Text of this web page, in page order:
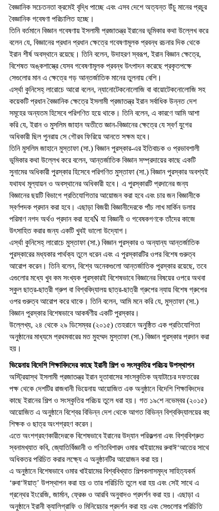
বৈজ্ঞানিক সচেতনতা ক্রমেই বৃদ্ধি পাচ্ছে এবং এসব দেশে অত্যন্ত উঁচু মানের প্রচুর
বৈজ্ঞানিক গবেষণা পরিচালিত হচ্ছে।
তিনি বর্তমানে বিজ্ঞান গবেষণায় ইসলামী প্রজাতন্ত্র ইরানের ভূমিকার কথা উল্লেখ করে
বলেন যে, বিজ্ঞানের প্রধান প্রধান ক্ষেত্রে গবেষণামূলক প্রবন্ধ রচনার দিক থেকে
ইরান শীর্ষ অবস্থানে রয়েছে। তিনি বলেন, উদাহরণ স্বরূপ, ইরান বিজ্ঞান ক্ষেত্রে,
বিশেষত অঙ্কশাস্ত্রে যেসব গবেষণামূলক প্রবন্ধ উৎপাদন করেছে প্রকৃতপক্ষে
সেগুলোর মান এ ক্ষেত্রে গড় আন্তর্জাতিক মানের তুলনায় বেশি।
এর্স্থা কুনিসেহ্ লারোচে আরো বলেন, ন্যানোটেকনোলোজি বা বায়োটেকনোলোজি সহ
কয়েকটি প্রধান বৈজ্ঞানিক ক্ষেত্রে ইসলামী প্রজাতন্ত্র ইরান সর্বাধিক উন্নত দেশ
সমূহের অন্যতম হিসেবে পরিগণিত হয়ে থাকে। তিনি বলেন, এ কারণে আমি আশা
করি যে, ইরান ও মুসলিম জাহান অতীতে জ্ঞান-বিজ্ঞানের ক্ষেত্রে যে স্বর্ণ যুগের
অধিকারী ছিল পুনরায় সে গৌরব ফিরিয়ে আনতে সক্ষম হবে।
তিনি মুসলিম জাহানে মুস্তাফা (সা.) বিজ্ঞান পুরস্কার-এর ইতিবাচক ও প্রভাবশালী
ভূমিকার কথা উল্লেখ করে বলেন, আন্তর্জাতিক বিজ্ঞান সম্প্রদায়ের কাছে একটি
সুনামের অধিকারী পুরস্কার হিসেবে পরিগণিত মুস্তাফা (সা.) বিজ্ঞান পুরস্কার অবশ্যই
যথাযথ মূল্যায়ন ও অবস্থানের অধিকারী হবে। এ পুরস্কারটি প্রদানের জন্য
বিজ্ঞানের ছয়টি বিভাগে প্রতিযোগিতার আয়োজন করা হবে এবং চার জন বিজ্ঞানীকে
স্বর্ণপদক প্রদান করা হবে। এছাড়া বিজয়ী বিজ্ঞানীদেরকে পাঁচ লাখ মার্কিন ডলার
পরিমাণ নগদ অর্থও প্রদান করা হবেÑ যা বিজ্ঞানী ও গবেষকগণকে তাঁদের কাজে
উৎসাহিত করার জন্য একটি খুবই ভালো উদ্যোগ।
এর্স্থা কুনিসেহ্ লারোচে মুস্তাফা (সা.) বিজ্ঞান পুরস্কার ও অন্যান্য আন্তর্জাতিক
পুরস্কারের মধ্যকার পার্থক্য তুলে ধরেন এবং এ পুরস্কারটির ওপর বিশেষ গুরুত্ব
আরোপ করেন। তিনি বলেন, বিশ্বে অনেকগুলো আন্তর্জাতিক পুরস্কার রয়েছে, তবে
এগুলোর মধ্যে খুব কম সংখ্যক পুরস্কারই বিশেষভাবে বিজ্ঞানের বিষয়ের ওপরে অথবা
স্কুল ছাত্র-ছাত্রী গ্রুপ বা বিশ্ববিদ্যালয় ছাত্র-ছাত্রী গ্রুপের ন্যায় বিশেষ গ্রুপের
ওপর গুরুত্ব আরোপ করে থাকে। তিনি বলেন, আমি মনে করি যে, মুস্তাফা (সা.)
বিজ্ঞান পুরস্কার বিশেষভাবে আকর্ষণীয় একটি পুরস্কার।
উল্লেখ্য, ২৪ থেকে ২৯ ডিসেম্বর (২০১৫) তেহরানে অনুষ্ঠিত এক প্রতিযোগিতা
অনুষ্ঠানের মাধ্যমে প্রথমবারের মত মুহম্মদ মুস্তাফা (সা.) বিজ্ঞান পুরস্কার প্রদান করা
হয়।
ভিয়েনায় বিদেশি শিক্ষাবিদদের কাছে ইরানী শিল্প ও সংস্কৃতির পরিচয় উপস্থাপন
অস্ট্রিয়াস্থ ইসলামী প্রজাতন্ত্র ইরান দূতাবাসের সাংস্কৃতিক অ্যাটাচের দফতরের
পক্ষ থেকে দেশটির রাজধানী ভিয়েনায় আয়োজিত এক অনুষ্ঠানে বিদেশি শিক্ষাবিদদের
কাছে ইরানের শিল্প ও সংস্কৃতির পরিচয় তুলে ধরা হয়। গত ১৯শে নভেম্বর (২০১৫)
আয়োজিত এ অনুষ্ঠানে বিশ্বের বিভিন্ন দেশ থেকে আগত বিভিন্ন বিশ্ববিদ্যালয়ের বহু
শিক্ষক ও ছাত্র অংশগ্রহণ করেন।
এতে অংশগ্রহণকারীদেরকে বিশেষভাবে ইরানের উদ্যান পরিকল্পনা এবং বিশ্ববিশ্রুত
স্বনামখ্যাত কবি, জ্যোতির্বিজ্ঞানী ও গণিতবিশারদ ওমার খাইয়ামের রুবাঈ‘আতের সাথে
অধিকতর পরিচিত করার লক্ষ্যে এ অনুষ্ঠানটির আয়োজন করা হয়।
এ অনুষ্ঠানে বিশেষভাবে ওমার খাইয়ামের বিশ্ববিখ্যাত শিল্পকলাসমৃদ্ধ সাহিত্যকর্ম
‘রুবা‘ঈয়াত্’ উপস্থাপন করা হয় ও তার পরিচিতি তুলে ধরা হয় এবং সেই সাথে এ
গ্রন্থের ইংরেজি, জার্মান, ফ্রেঞ্চ ও আরবি অনুবাদও প্রদর্শন করা হয়। এছাড়া এ
অনুষ্ঠানে ইরানী ক্যালিগ্রাফি ও মিনিয়েচার প্রদর্শন করা হয় এবং সেগুলোর পরিচিতি